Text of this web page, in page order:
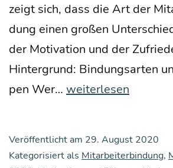
zeigt sich, dass die Art der
dung einen gro­ßen
der Moti­va­ti­on und der
Hin­ter­grund: Bin­dungs­ar­ten
pen Wer… Kein
ne
weiterlesen
Veröffentlicht am 29. August 2020
Kategorisiert als Mitarbeiterbindung,